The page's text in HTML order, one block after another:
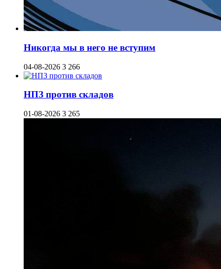
Никогда мы в него не вступим
04-08-2026 3 266
НПЗ против складов
01-08-2026 3 265